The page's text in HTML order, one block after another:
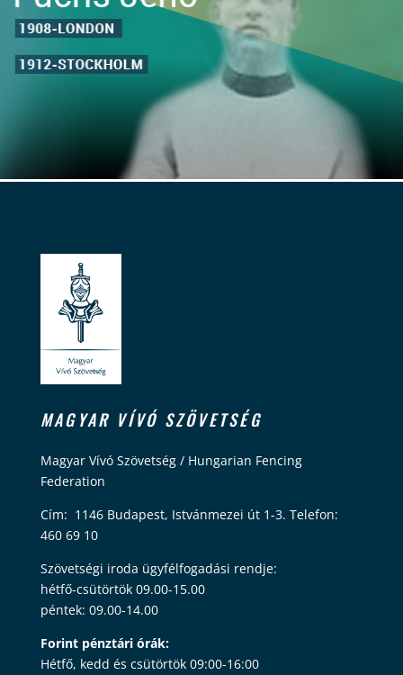
MAGYAR VÍVÓ SZÖVETSÉG
Magyar Vívó Szövetség / Hungarian Fencing
Federation
Cím: 1146 Budapest, Istvánmezei út 1-3. Telefon:
460 69 10
Szövetségi iroda ügyfélfogadási rendje:
hétfő-csütörtök 09.00-15.00
péntek: 09.00-14.00
Forint pénztári órák:
Hétfő, kedd és csütörtök 09:00-16:00